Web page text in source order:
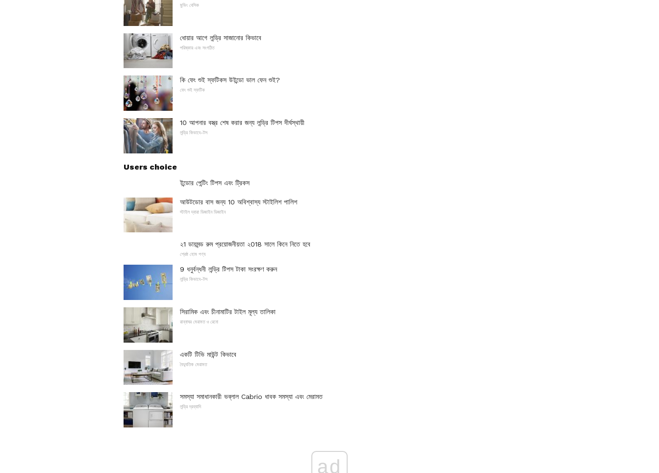
মুভিং বেসিক
ধোয়ার আগে লন্ড্রি সাজানোর কিভাবে
পরিষ্কার এবং সংগঠিত
কি ফেং শুই স্ফটিকস উইন্ডো ভাল ফেন শুই?
ফেং শুই স্ফটিক
10 আপনার বস্ত্র শেষ করার জন্য লন্ড্রি টিপস দীর্ঘস্থায়ী
লন্ড্রি কিভাবে-টস
Users choice
ইন্ডোর পেন্টিং টিপস এবং ট্রিকস
আউটডোর বাস জন্য 10 অবিশ্বাস্য স্টাইলিশ পালিশ
স্টাইল দ্বারা ডিজাইন ডিজাইন
২1 ডায়মন্ড রুম প্রয়োজনীয়তা ২018 সালে কিনে নিতে হবে
শ্রেষ্ঠ হোম পণ্য
9 ধনুর্বন্ধনী লন্ড্রি টিপস টাকা সংরক্ষণ করুন
লন্ড্রি কিভাবে-টস
সিরামিক এবং চীনামাটির টাইল মূল্য তালিকা
রান্নাঘর মেরামত ও রেনো
একটি টিভি মাউন্ট কিভাবে
বৈদ্যুতিক মেরামত
সমস্যা সমাধানকারী ভব্লাল Cabrio ধাবক সমস্যা এবং মেরামত
লন্ড্রি দ্রব্যাদি
ad